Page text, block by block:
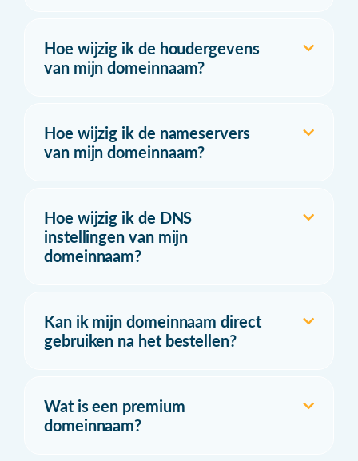
Hoe wijzig ik de houdergevens
van mijn domeinnaam?
Hoe wijzig ik de nameservers
van mijn domeinnaam?
Hoe wijzig ik de DNS
instellingen van mijn
domeinnaam?
Kan ik mijn domeinnaam direct
gebruiken na het bestellen?
Wat is een premium
domeinnaam?